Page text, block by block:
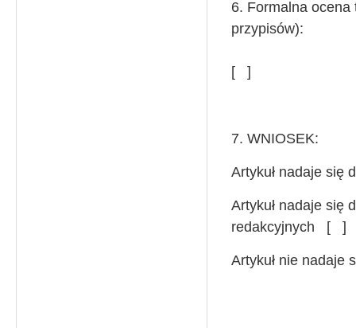
6. Formalna
przypisów):
[ ]
7. WNIOSEK:
Artykuł nadaje
Artykuł nadaje się
redakcyjnych [ ]
Artykuł nie